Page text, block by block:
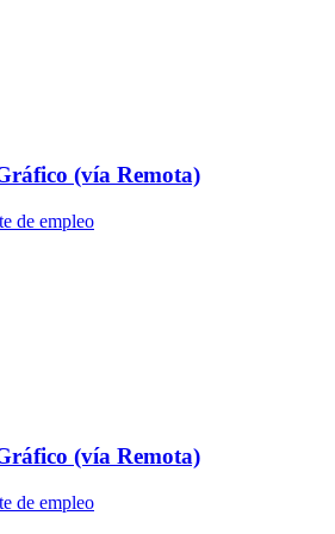
(vía Remota)
de empleo
(vía Remota)
de empleo